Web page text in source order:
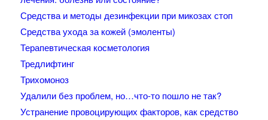
Средства и методы дезинфекции при микозах стоп
Средства ухода за кожей (эмоленты)
Терапевтическая косметология
Тредлифтинг
Трихомоноз
Удалили без проблем, но…что-то пошло не так?
Устранение провоцирующих факторов, как средство